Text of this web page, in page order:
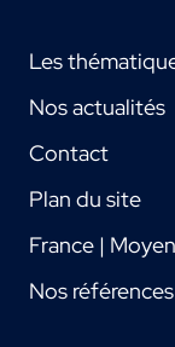
Les
Nos actualités
Contact
Plan du site
France |
Nos références